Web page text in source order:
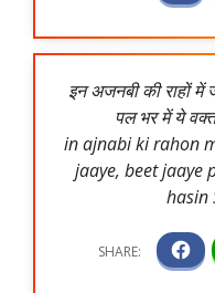
इन अजनबी की राहों में
पल भर में ये
in ajnabi ki rahon
jaaye, beet jaaye
hasin